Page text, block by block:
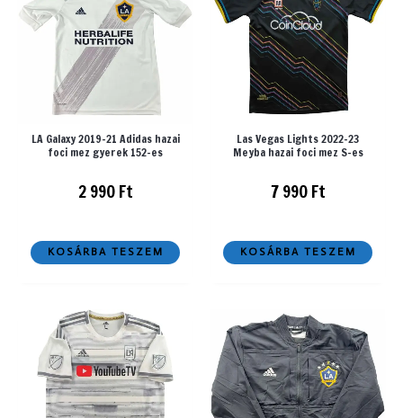
LA Galaxy 2019-21 Adidas hazai
foci mez gyerek 152-es
2 990Ft
KOSÁRBA TESZEM
Las Vegas Lights 2022-23
Meyba hazai foci mez S-es
7 990Ft
KOSÁRBA TESZEM